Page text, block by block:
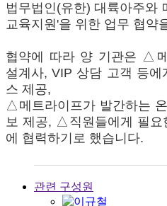
법무법인(유한) 대륙아주와
교육지원'을 위한 업무 협약
협약에 따라 양 기관은 △
설계사, VIP 상담 고객 등에
스 제공,
△메트라이프가 발간하는
보 제공, △직원들에게 필요
에 협력하기로 했습니다.
관련 구성원